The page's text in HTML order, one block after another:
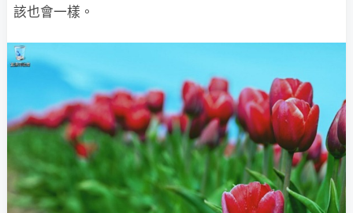
該也會一樣。